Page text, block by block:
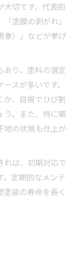
大切です。代表的
塗膜の剥がれ」
象）」などが挙げ
あり、塗料の選定
スが多いです。
か、目視でひび割
う。また、特に築
地の状態も仕上が
れば、初期対応で
。定期的なメンテ
装の寿命を長く